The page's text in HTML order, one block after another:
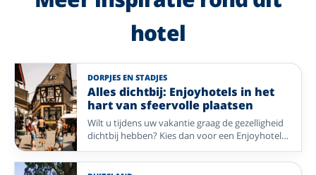
hotel
DORPJES EN STADJES
Alles dichtbij: Enjoyhotels in het
hart van sfeervolle plaatsen
Wilt u tijdens uw vakantie graag de gezelligheid
dichtbij hebben? Kies dan voor een Enjoyhotel
in of nabij het centrum. Van historische pleinen
en sfeervolle winkelstraten tot gezellige